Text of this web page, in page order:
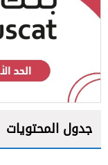
جدول المحتويات